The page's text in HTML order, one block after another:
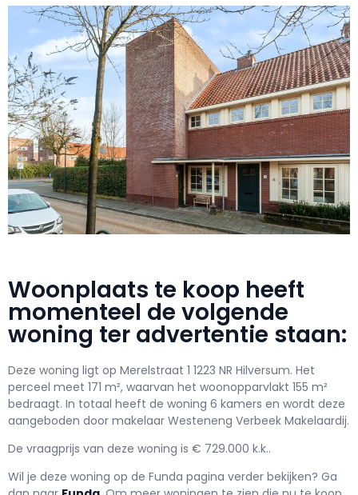
Woonplaats te koop heeft
momenteel de volgende
woning ter advertentie staan:
Deze woning ligt op Merelstraat 1 1223 NR Hilversum. Het
perceel meet 171 m², waarvan het woonopparvlakt 155 m²
bedraagt. In totaal heeft de woning 6 kamers en wordt deze
aangeboden door makelaar Westeneng Verbeek Makelaardij.
De vraagprijs van deze woning is € 729.000 k.k..
Wil je deze woning op de Funda pagina verder bekijken? Ga